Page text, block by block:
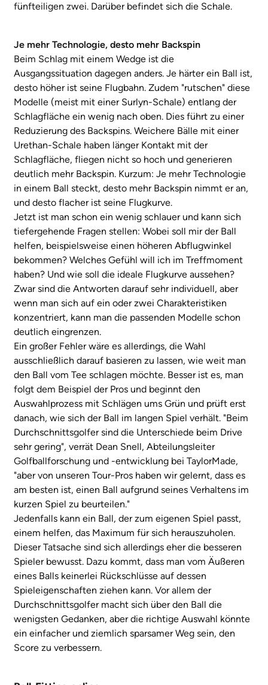
fünfteiligen zwei. Darüber befindet sich die Schale.
Je mehr Technologie, desto mehr Backspin
Beim Schlag mit einem Wedge ist die
Ausgangssituation dagegen anders. Je härter ein Ball ist,
desto höher ist seine Flugbahn. Zudem "rutschen" diese
Modelle (meist mit einer Surlyn-Schale) entlang der
Schlagfläche ein wenig nach oben. Dies führt zu einer
Reduzierung des Backspins. Weichere Bälle mit einer
Urethan-Schale haben länger Kontakt mit der
Schlagfläche, fliegen nicht so hoch und generieren
deutlich mehr Backspin. Kurzum: Je mehr Technologie
in einem Ball steckt, desto mehr Backspin nimmt er an,
und desto flacher ist seine Flugkurve.
Jetzt ist man schon ein wenig schlauer und kann sich
tiefergehende Fragen stellen: Wobei soll mir der Ball
helfen, beispielsweise einen höheren Abflugwinkel
bekommen? Welches Gefühl will ich im Treffmoment
haben? Und wie soll die ideale Flugkurve aussehen?
Zwar sind die Antworten darauf sehr individuell, aber
wenn man sich auf ein oder zwei Charakteristiken
konzentriert, kann man die passenden Modelle schon
deutlich eingrenzen.
Ein großer Fehler wäre es allerdings, die Wahl
ausschließlich darauf basieren zu lassen, wie weit man
den Ball vom Tee schlagen möchte. Besser ist es, man
folgt dem Beispiel der Pros und beginnt den
Auswahlprozess mit Schlägen ums Grün und prüft erst
danach, wie sich der Ball im langen Spiel verhält. "Beim
Durchschnittsgolfer sind die Unterschiede beim Drive
sehr gering", verrät Dean Snell, Abteilungsleiter
Golfballforschung und -entwicklung bei TaylorMade,
"aber von unseren Tour-Pros haben wir gelernt, dass es
am besten ist, einen Ball aufgrund seines Verhaltens im
kurzen Spiel zu beurteilen."
Jedenfalls kann ein Ball, der zum eigenen Spiel passt,
einem helfen, das Maximum für sich herauszuholen.
Dieser Tatsache sind sich allerdings eher die besseren
Spieler bewusst. Dazu kommt, dass man vom Äußeren
eines Balls keinerlei Rückschlüsse auf dessen
Spieleigenschaften ziehen kann. Vor allem der
Durchschnittsgolfer macht sich über den Ball die
wenigsten Gedanken, aber die richtige Auswahl könnte
ein einfacher und ziemlich sparsamer Weg sein, den
Score zu verbessern.